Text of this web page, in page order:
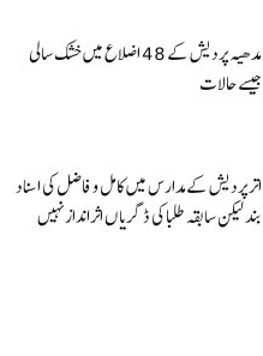
مدھیہ پردیش کے 48 اضلاع میں خشک سالی
جیسے حالات
اتر پردیش کےمدارس میں کامل و فاضل کی اسناد
بند لیکن سابقہ طلبا کی ڈگریا ں اثرانداز نہیں